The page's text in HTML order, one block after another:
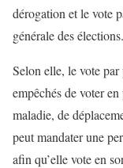
dérogation et le vote
générale des élections.
Selon elle, le vote
empêchés de voter
maladie, de
peut mandater une
afin qu’elle vote en